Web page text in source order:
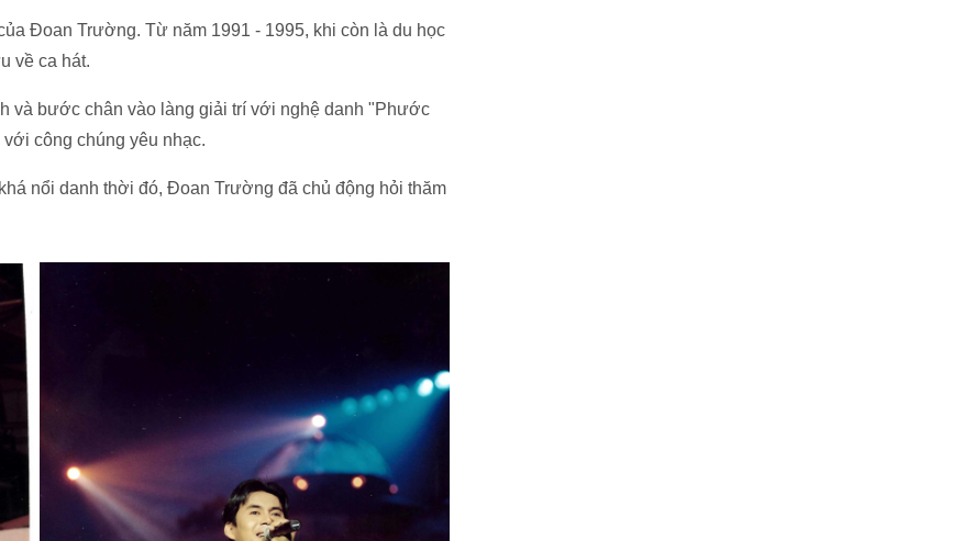
Đoan Trường. Từ năm 1991 - 1995, khi còn là du học
về ca hát.
và bước chân vào làng giải trí với nghệ danh "Phước
công chúng yêu nhạc.
nổi danh thời đó, Đoan Trường đã chủ động hỏi thăm